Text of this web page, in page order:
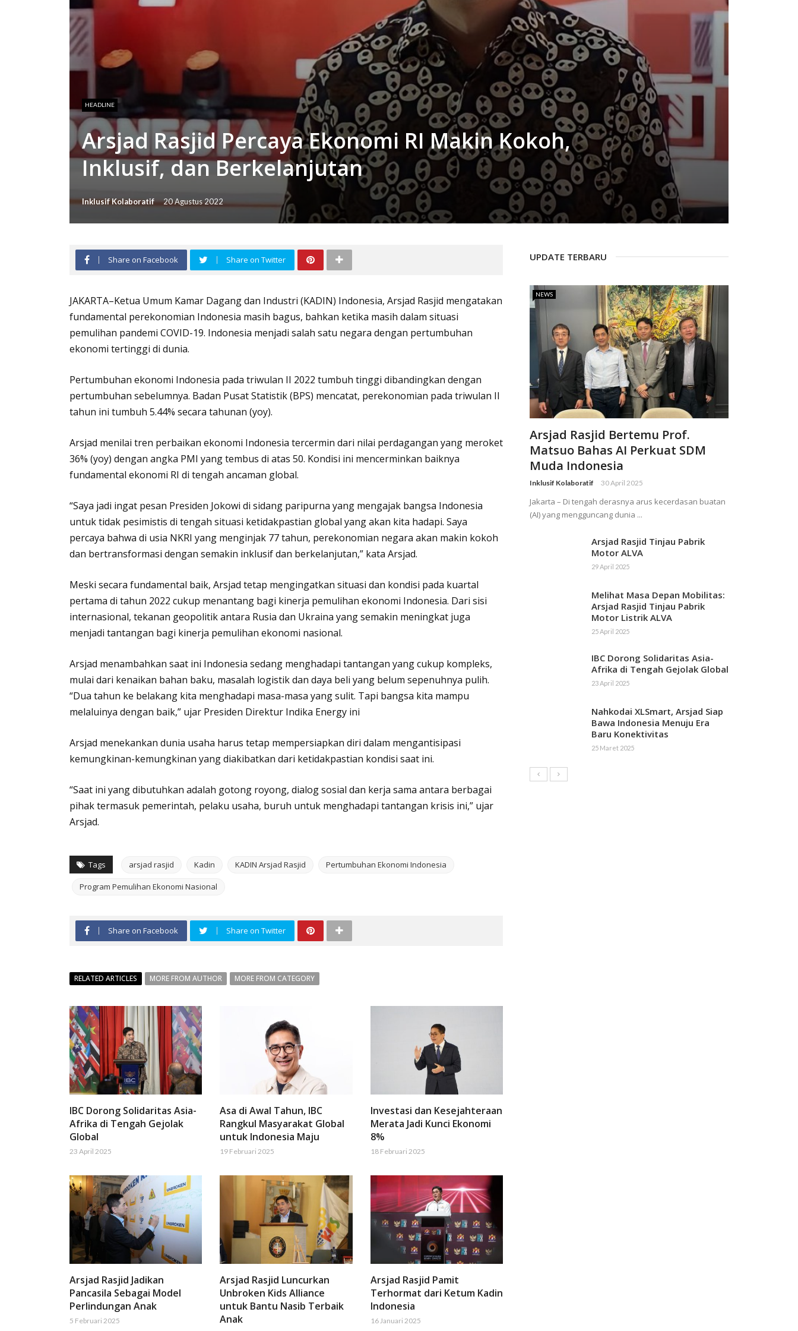
HEADLINE
Arsjad Rasjid Percaya Ekonomi RI Makin Kokoh,
Inklusif, dan Berkelanjutan
Inklusif Kolaboratif 20 Agustus 2022
Share on Facebook Share on Twitter
JAKARTA–Ketua Umum Kamar Dagang dan Industri (KADIN) Indonesia, Arsjad Rasjid mengatakan
fundamental perekonomian Indonesia masih bagus, bahkan ketika masih dalam situasi
pemulihan pandemi COVID-19. Indonesia menjadi salah satu negara dengan pertumbuhan
ekonomi tertinggi di dunia.
Pertumbuhan ekonomi Indonesia pada triwulan II 2022 tumbuh tinggi dibandingkan dengan
pertumbuhan sebelumnya. Badan Pusat Statistik (BPS) mencatat, perekonomian pada triwulan II
tahun ini tumbuh 5.44% secara tahunan (yoy).
Arsjad menilai tren perbaikan ekonomi Indonesia tercermin dari nilai perdagangan yang meroket
36% (yoy) dengan angka PMI yang tembus di atas 50. Kondisi ini mencerminkan baiknya
fundamental ekonomi RI di tengah ancaman global.
“Saya jadi ingat pesan Presiden Jokowi di sidang paripurna yang mengajak bangsa Indonesia
untuk tidak pesimistis di tengah situasi ketidakpastian global yang akan kita hadapi.⁣ Saya
percaya bahwa di usia NKRI yang menginjak 77 tahun, perekonomian negara akan makin kokoh
dan bertransformasi dengan semakin inklusif dan berkelanjutan,” ⁣kata Arsjad.
Meski secara fundamental baik, Arsjad tetap mengingatkan situasi dan kondisi pada kuartal
pertama di tahun 2022 cukup menantang bagi kinerja pemulihan ekonomi Indonesia. Dari sisi
internasional, tekanan geopolitik antara Rusia dan Ukraina yang semakin meningkat juga
menjadi tantangan bagi kinerja pemulihan ekonomi nasional.
Arsjad menambahkan saat ini Indonesia sedang menghadapi tantangan yang cukup kompleks,
mulai dari kenaikan bahan baku, masalah logistik dan daya beli yang belum sepenuhnya pulih.
“Dua tahun ke belakang kita menghadapi masa-masa yang sulit. Tapi bangsa kita mampu
melaluinya dengan baik,” ujar Presiden Direktur Indika Energy ini
Arsjad menekankan dunia usaha harus tetap mempersiapkan diri dalam mengantisipasi
kemungkinan-kemungkinan yang diakibatkan dari ketidakpastian kondisi saat ini.
“Saat ini yang dibutuhkan adalah gotong royong, dialog sosial dan kerja sama antara berbagai
pihak termasuk pemerintah, pelaku usaha, buruh untuk menghadapi tantangan krisis ini,” ujar
Arsjad.
Tags arsjad rasjid Kadin KADIN Arsjad Rasjid Pertumbuhan Ekonomi Indonesia
Program Pemulihan Ekonomi Nasional
Share on Facebook Share on Twitter
RELATED ARTICLES MORE FROM AUTHOR MORE FROM CATEGORY
IBC Dorong Solidaritas Asia-
Afrika di Tengah Gejolak
Global
23 April 2025
Asa di Awal Tahun, IBC
Rangkul Masyarakat Global
untuk Indonesia Maju
19 Februari 2025
Investasi dan Kesejahteraan
Merata Jadi Kunci Ekonomi
8%
18 Februari 2025
Arsjad Rasjid Jadikan
Pancasila Sebagai Model
Perlindungan Anak
5 Februari 2025
Arsjad Rasjid Luncurkan
Unbroken Kids Alliance
untuk Bantu Nasib Terbaik
Anak
Arsjad Rasjid Pamit
Terhormat dari Ketum Kadin
Indonesia
16 Januari 2025
UPDATE TERBARU
NEWS
Arsjad Rasjid Bertemu Prof.
Matsuo Bahas AI Perkuat SDM
Muda Indonesia
Inklusif Kolaboratif 30 April 2025
Jakarta – Di tengah derasnya arus kecerdasan buatan
(AI) yang mengguncang dunia ...
Arsjad Rasjid Tinjau Pabrik
Motor ALVA
29 April 2025
Melihat Masa Depan Mobilitas:
Arsjad Rasjid Tinjau Pabrik
Motor Listrik ALVA
25 April 2025
IBC Dorong Solidaritas Asia-
Afrika di Tengah Gejolak Global
23 April 2025
Nahkodai XLSmart, Arsjad Siap
Bawa Indonesia Menuju Era
Baru Konektivitas
25 Maret 2025